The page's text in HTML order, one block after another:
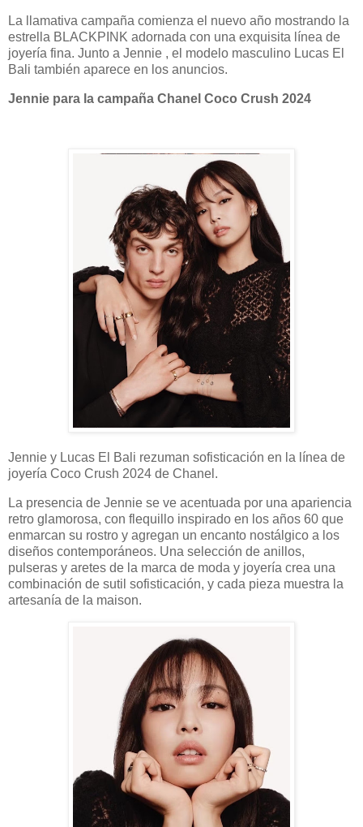
La llamativa campaña comienza el nuevo año mostrando la
estrella BLACKPINK adornada con una exquisita línea de
joyería fina. Junto a Jennie , el modelo masculino Lucas El
Bali también aparece en los anuncios.
Jennie para la campaña Chanel Coco Crush 2024
Jennie y Lucas El Bali rezuman sofisticación en la línea de
joyería Coco Crush 2024 de Chanel.
La presencia de Jennie se ve acentuada por una apariencia
retro glamorosa, con flequillo inspirado en los años 60 que
enmarcan su rostro y agregan un encanto nostálgico a los
diseños contemporáneos. Una selección de anillos,
pulseras y aretes de la marca de moda y joyería crea una
combinación de sutil sofisticación, y cada pieza muestra la
artesanía de la maison.